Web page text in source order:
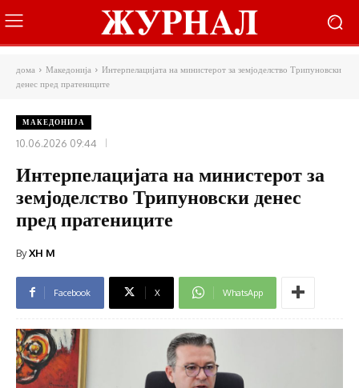
дома Македонија
Интерпелацијата на министерот за земјоделство Трипуновски
денес пред пратениците
МАКЕДОНИЈА
10.06.2026 09:44
Интерпелацијата на министерот за
земјоделство Трипуновски денес
пред пратениците
ByXH M
Facebook X WhatsApp